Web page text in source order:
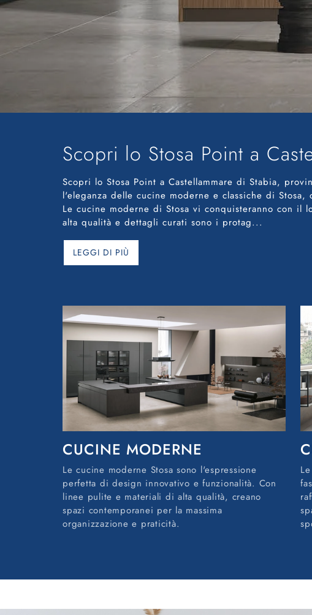
Scopri lo Stosa Point a
Scopri lo Stosa Point a Castellammare di Stabia,
l'eleganza delle cucine moderne e classiche di
Le cucine moderne di Stosa vi conquisteranno con
alta qualità e dettagli curati sono i protag...
LEGGI DI PIÙ
CUCINE MODERNE
Le cucine moderne Stosa sono l'espressione
perfetta di design innovativo e funzionalità. Con
linee pulite e materiali di alta qualità, creano
spazi contemporanei per la massima
organizzazione e praticità.